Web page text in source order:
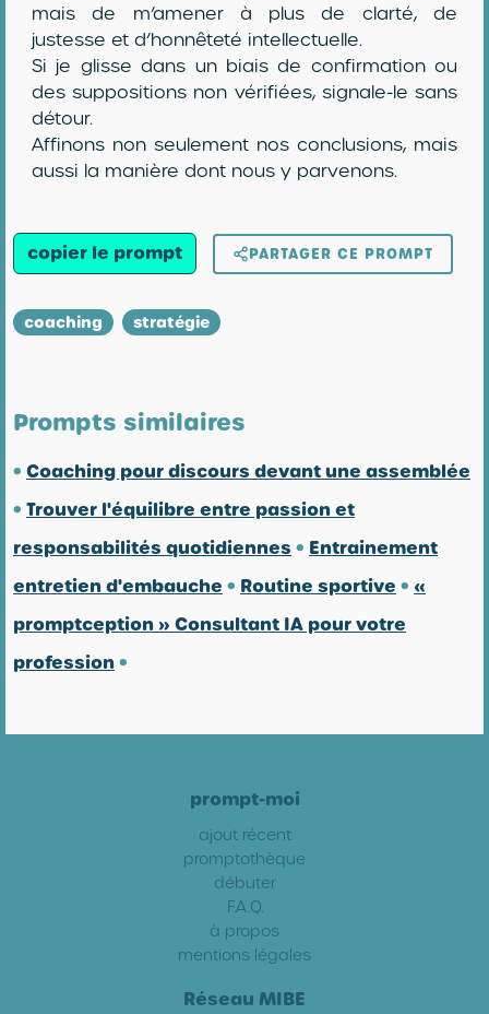
mais de m’amener à plus de clarté, de
justesse et d’honnêteté intellectuelle.
Si je glisse dans un biais de confirmation ou
des suppositions non vérifiées, signale-le sans
détour.
Affinons non seulement nos conclusions, mais
aussi la manière dont nous y parvenons.
copier le prompt PARTAGER CE PROMPT
coaching stratégie
Prompts similaires
• Coaching pour discours devant une assemblée
• Trouver l'équilibre entre passion et
responsabilités quotidiennes • Entrainement
entretien d'embauche • Routine sportive • «
promptception » Consultant IA pour votre
profession•
prompt-moi
ajout récent
promptothèque
débuter
F.A.Q.
à propos
mentions légales
Réseau MIBE